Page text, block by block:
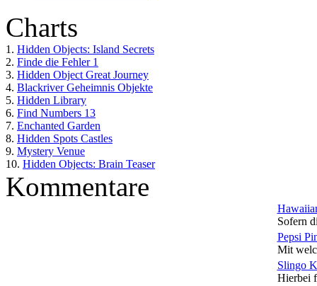
Charts
1. Hidden Objects: Island Secrets
2. Finde die Fehler 1
3. Hidden Object Great Journey
4. Blackriver Geheimnis Objekte
5. Hidden Library
6. Find Numbers 13
7. Enchanted Garden
8. Hidden Spots Castles
9. Mystery Venue
10. Hidden Objects: Brain Teaser
Kommentare
Sofern
Pepsi
Mit
Slingo
Hierbei